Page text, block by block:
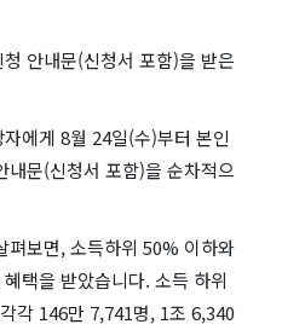
안내문(신청서 포함)을 받은
에게 8월 24일(수)부터 본인
문(신청서 포함)을 순차적으
펴보면, 소득하위 50% 이하와
택을 받았습니다. 소득 하위
각 146만 7,741명, 1조 6,340